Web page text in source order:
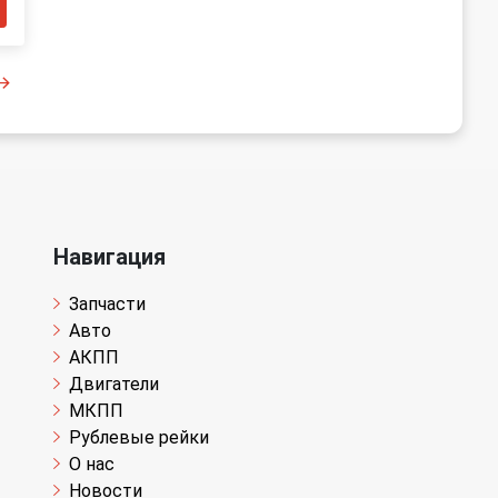
Навигация
Запчасти
Авто
АКПП
Двигатели
МКПП
Рублевые рейки
О нас
Новости